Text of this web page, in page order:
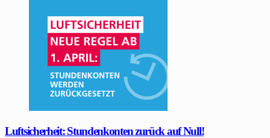
Luftsicherheit: Stundenkonten zurück auf Null!